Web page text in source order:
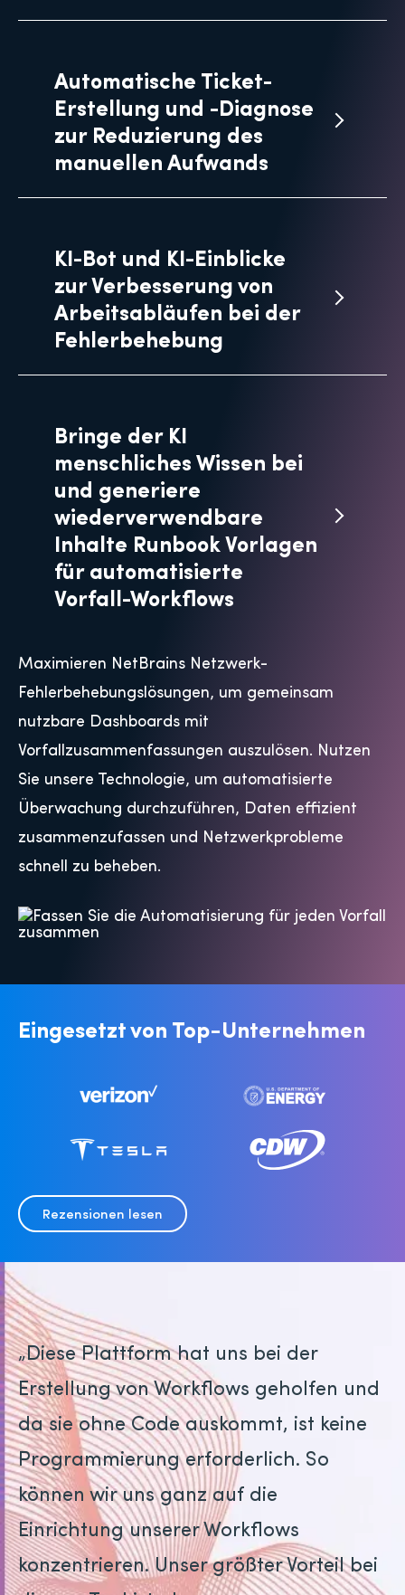
Automatische Ticket-
Erstellung und -Diagnose
zur Reduzierung des
manuellen Aufwands
KI-Bot und KI-Einblicke
zur Verbesserung von
Arbeitsabläufen bei der
Fehlerbehebung
Bringe der KI
menschliches Wissen bei
und generiere
wiederverwendbare
Inhalte Runbook Vorlagen
für automatisierte
Vorfall-Workflows
Maximieren NetBrains Netzwerk-
Fehlerbehebungslösungen, um gemeinsam
nutzbare Dashboards mit
Vorfallzusammenfassungen auszulösen. Nutzen
Sie unsere Technologie, um automatisierte
Überwachung durchzuführen, Daten effizient
zusammenzufassen und Netzwerkprobleme
schnell zu beheben.
Eingesetzt von Top-Unternehmen
Rezensionen lesen
„Diese Plattform hat uns bei der
Erstellung von Workflows geholfen und
da sie ohne Code auskommt, ist keine
Programmierung erforderlich. So
können wir uns ganz auf die
Einrichtung unserer Workflows
konzentrieren. Unser größter Vorteil bei